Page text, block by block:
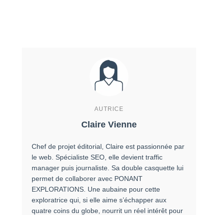
AUTRICE
Claire Vienne
Chef de projet éditorial, Claire est passionnée par
le web. Spécialiste SEO, elle devient traffic
manager puis journaliste. Sa double casquette lui
permet de collaborer avec PONANT
EXPLORATIONS. Une aubaine pour cette
exploratrice qui, si elle aime s’échapper aux
quatre coins du globe, nourrit un réel intérêt pour